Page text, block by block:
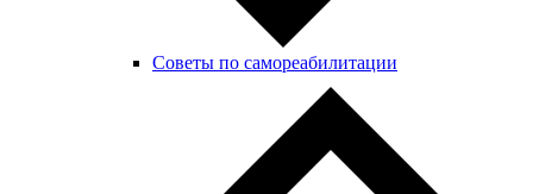
Советы по самореабилитации